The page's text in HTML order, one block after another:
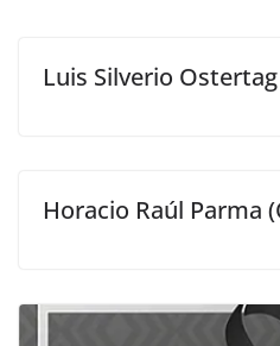
Luis Silverio Ostertag
Horacio Raúl Parma